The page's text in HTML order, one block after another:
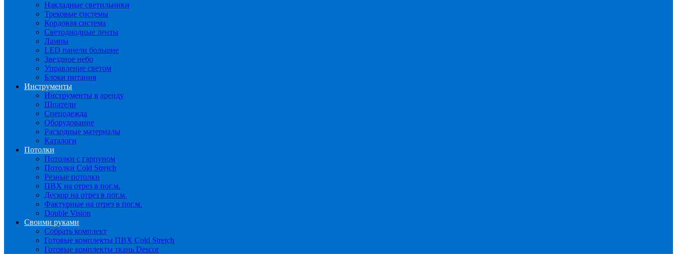
Накладные светильники
Трековые системы
Кордовая система
Светодиодные ленты
Лампы
LED панели большие
Звездное небо
Управление светом
Блоки питания
Инструменты
Инструменты в аренду
Шпатели
Спецодежда
Оборудование
Расходные материалы
Каталоги
Потолки
Потолки с гарпуном
Потолки Cold Stretch
Резные потолки
ПВХ на отрез в пог.м.
Дескор на отрез в пог.м.
Фактурные на отрез в пог.м.
Double Vision
Своими руками
Собрать комплект
Готовые комплекты ПВХ Cold Stretch
Готовые комплекты ткань Descor